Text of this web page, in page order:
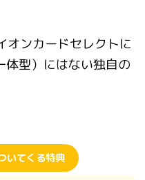
オンカードセレクトに
体型）にはない独自の
いてくる特典